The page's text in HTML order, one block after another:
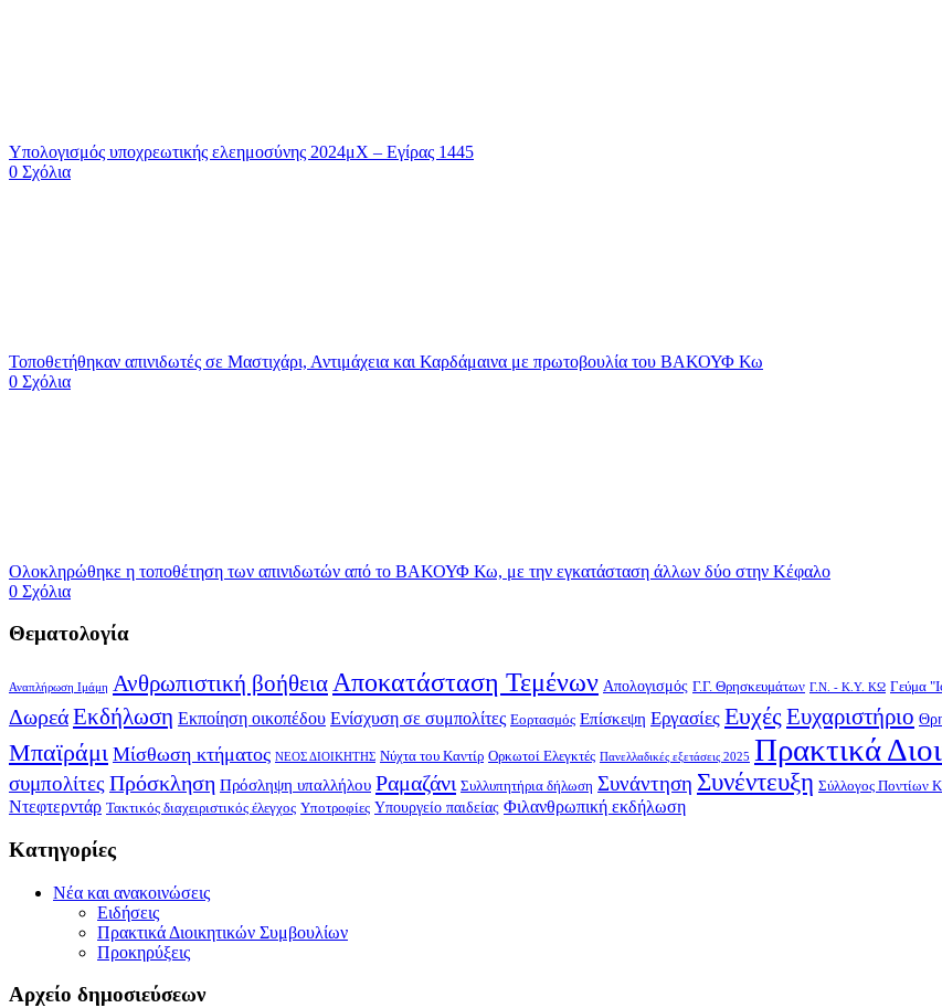
Υπολογισμός υποχρεωτικής ελεημοσύνης 2024μΧ – Εγίρας 1445
0 Σχόλια
Τοποθετήθηκαν απινιδωτές σε Μαστιχάρι, Αντιμάχεια και Καρδάμαινα με πρωτοβουλία του ΒΑΚΟΥΦ Κω
0 Σχόλια
Ολοκληρώθηκε η τοποθέτηση των απινιδωτών από το ΒΑΚΟΥΦ Κω, με την εγκατάσταση άλλων δύο στην Κέφαλο
0 Σχόλια
Θεματολογία
Αναπλήρωση Ιμάμη Ανθρωπιστική βοήθεια Αποκατάσταση Τεμένων Απολογισμός Γ.Γ. Θρησκευμάτων Γ.Ν. - Κ.Υ. ΚΩ Γεύμα
ΔωρεάΕκδήλωση Εκποίηση οικοπέδου Ενίσχυση σε συμπολίτες Εορτασμός Επίσκεψη Εργασίες Ευχές Ευχαριστήριο
Μπαϊράμι Μίσθωση κτήματος ΝΕΟΣ ΔΙΟΙΚΗΤΗΣ Νύχτα του Καντίρ Ορκωτοί Ελεγκτές Πανελλαδικές εξετάσεις 2025 Πρακτικά
συμπολίτες Πρόσκληση Πρόσληψη υπαλλήλου Ραμαζάνι Συλλυπητήρια δήλωση Συνάντηση Συνέντευξη Σύλλογος Ποντίων
Ντεφτερντάρ Τακτικός διαχειριστικός έλεγχος Υποτροφίες Υπουργείο παιδείας Φιλανθρωπική εκδήλωση
Kατηγορίες
Νέα και ανακοινώσεις
Ειδήσεις
Πρακτικά Διοικητικών Συμβουλίων
Προκηρύξεις
Αρχείο δημοσιεύσεων